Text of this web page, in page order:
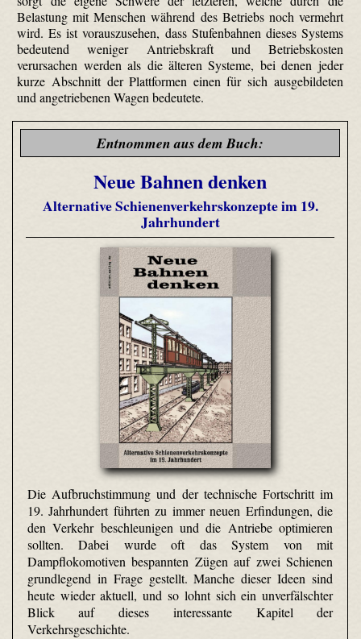
Belastung mit Menschen während des Betriebs noch vermehrt
wird. Es ist vorauszusehen, dass Stufenbahnen dieses Systems
bedeutend weniger Antriebskraft und Betriebskosten
verursachen werden als die älteren Systeme, bei denen jeder
kurze Abschnitt der Plattformen einen für sich ausgebildeten
und angetriebenen Wagen bedeutete.
Entnommen aus dem Buch:
Neue Bahnen denken
Alternative Schienenverkehrskonzepte im 19.
Jahrhundert
Die Aufbruchstimmung und der technische Fortschritt im
19. Jahrhundert führten zu immer neuen Erfindungen, die
den Verkehr beschleunigen und die Antriebe optimieren
sollten. Dabei wurde oft das System von mit
Dampflokomotiven bespannten Zügen auf zwei Schienen
grundlegend in Frage gestellt. Manche dieser Ideen sind
heute wieder aktuell, und so lohnt sich ein unverfälschter
Blick auf dieses interessante Kapitel der
Verkehrsgeschichte.